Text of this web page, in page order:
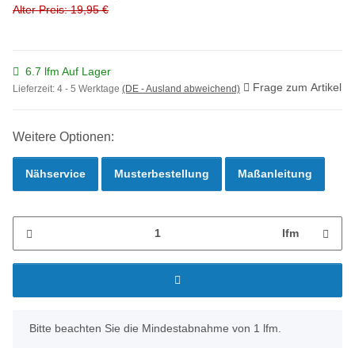
Alter Preis: 19,95 €
6.7 lfm Auf Lager
Lieferzeit: 4 - 5 Werktage (DE - Ausland abweichend) Frage zum Artikel
Weitere Optionen:
Nähservice Musterbestellung Maßanleitung
lfm
x
Bitte beachten Sie die Mindestabnahme von 1 lfm.